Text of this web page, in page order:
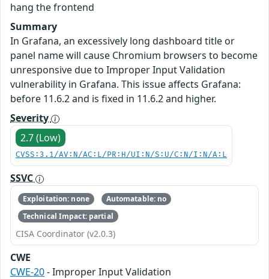
hang the frontend
Summary
In Grafana, an excessively long dashboard title or
panel name will cause Chromium browsers to become
unresponsive due to Improper Input Validation
vulnerability in Grafana. This issue affects Grafana:
before 11.6.2 and is fixed in 11.6.2 and higher.
Severity
2.7 (Low)
CVSS:3.1/AV:N/AC:L/PR:H/UI:N/S:U/C:N/I:N/A:L
SSVC
Exploitation: none
Automatable: no
Technical Impact: partial
CISA Coordinator (v2.0.3)
CWE
CWE-20- Improper Input Validation